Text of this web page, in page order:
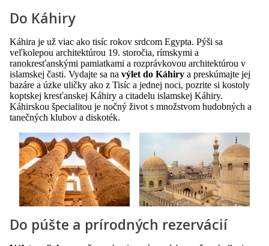
Do Káhiry
Káhira je už viac ako tisíc rokov srdcom Egypta. Pýši sa
veľkolepou architektúrou 19. storočia, rímskymi a
ranokresťanskými pamiatkami a rozprávkovou architektúrou v
islamskej časti. Vydajte sa na výlet do Káhiry a preskúmajte jej
bazáre a úzke uličky ako z Tisíc a jednej noci, pozrite si kostoly
koptskej kresťanskej Káhiry a citadelu islamskej Káhiry.
Káhirskou špecialitou je nočný život s množstvom hudobných a
tanečných klubov a diskoték.
Do púšte a prírodných rezervácií